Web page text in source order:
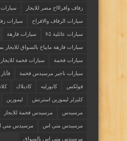
زفاف وافراااح مصر للايجار سيارات
سيارات الزفاف والافراح سيارات
سيارات عائلية h1 سيارات فارهة
سيارات فارهة مايباخ بالسواق للايجار
سيارات فخمة سيارات فخمة للايجار
سيارات ناجير مرسيدس فخمة
فولكس كابورليه كاديلاك
كليزلر ليموزين استرتش ليموزين
مرسيدس مرسيدس فخمة للايجار
مرسيدس مني اس مرسيدس مني اس 2022
مرسيدس مني اس بالسواق